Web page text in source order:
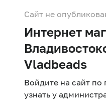
Сайт не
Интернет
Vladbeads
Войдите на сайт
узнать у